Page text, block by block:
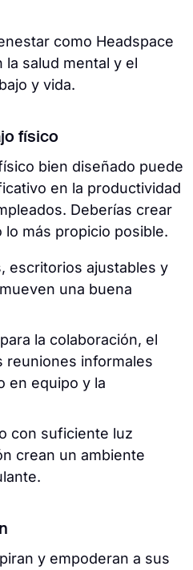
como Headspace
la salud mental y el
y vida.
físico
bien diseñado puede
en la productividad
Deberías crear
más propicio posible.
escritorios ajustables y
una buena
la colaboración, el
reuniones informales
en equipo y la
con suficiente luz
crean un ambiente
y empoderan a sus